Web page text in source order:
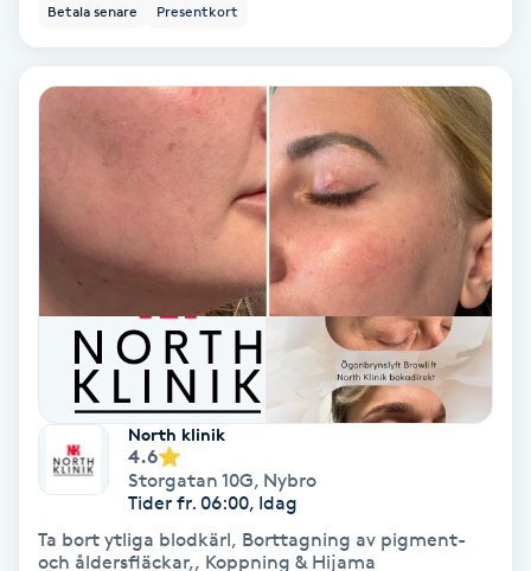
Tandläkare
Tatuering
Tatueringsborttagning
Terapi
Thaimassage
Torr hårbotten
Torrborstning
Triggerpunktsmassage
Betala senare Presentkort
North klinik
4.6
Storgatan 10G, Nybro
Tider fr. 06:00, Idag
Ta bort ytliga blodkärl, Borttagning av pigment-
och åldersfläckar,, Koppning & Hijama